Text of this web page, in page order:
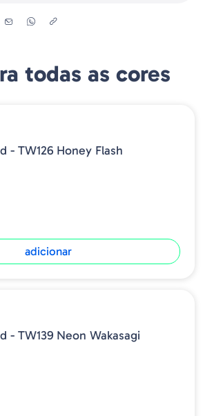
todas as cores
- TW126 Honey Flash
adicionar
- TW139 Neon Wakasagi